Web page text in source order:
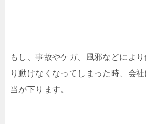
もし、事故やケガ、風邪などによ
り動けなくなってしまった時、会
当が下ります。